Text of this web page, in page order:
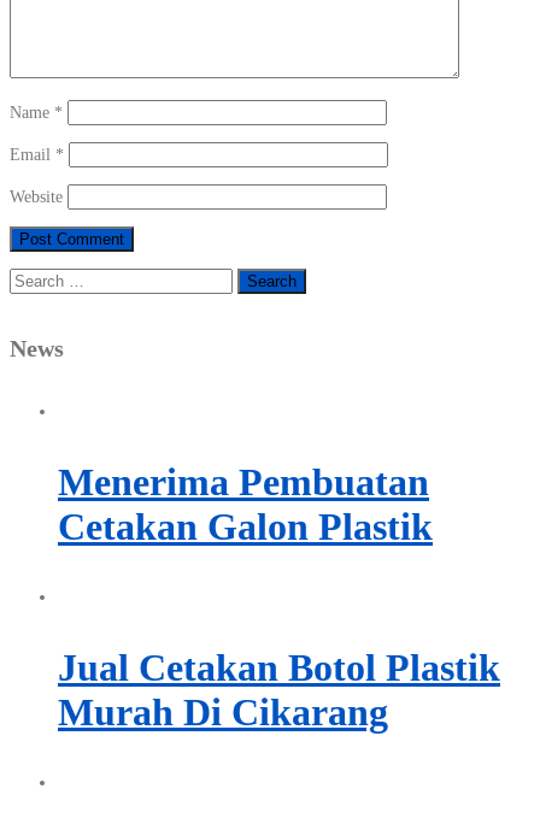
Name *
Email *
Website
Search
for:
News
Menerima Pembuatan
Cetakan Galon Plastik
Jual Cetakan Botol Plastik
Murah Di Cikarang